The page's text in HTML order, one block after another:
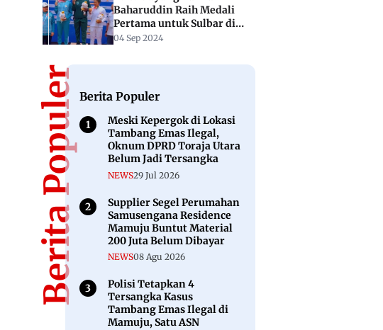
Baharuddin Raih Medali
Pertama untuk Sulbar di
PON XXI Aceh-Sumut
04 Sep 2024
Berita PopulerBerita Populer
Meski Kepergok di Lokasi
Tambang Emas Ilegal,
Oknum DPRD Toraja Utara
Belum Jadi Tersangka
NEWS29 Jul 2026
Supplier Segel Perumahan
Samusengana Residence
Mamuju Buntut Material
200 Juta Belum Dibayar
NEWS08 Agu 2026
Polisi Tetapkan 4
Tersangka Kasus
Tambang Emas Ilegal di
Mamuju, Satu ASN